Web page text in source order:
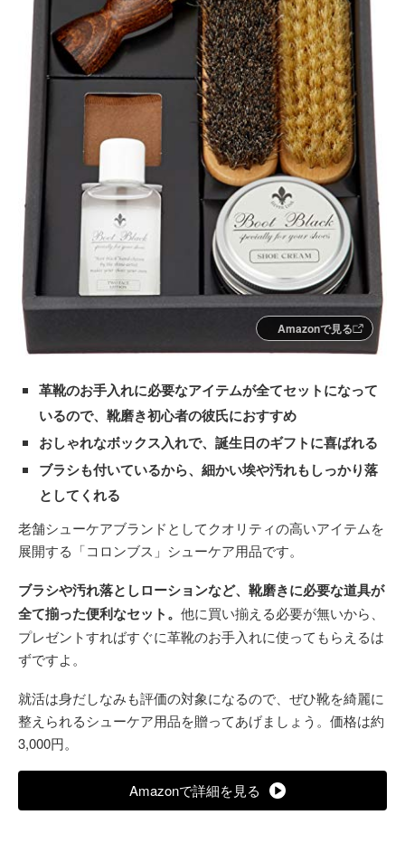
Amazonで見る
革靴のお手入れに必要なアイテムが全てセットになって
いるので、靴磨き初心者の彼氏におすすめ
おしゃれなボックス入れで、誕生日のギフトに喜ばれる
ブラシも付いているから、細かい埃や汚れもしっかり落
としてくれる
老舗シューケアブランドとしてクオリティの高いアイテムを
展開する「コロンブス」シューケア用品です。
ブラシや汚れ落としローションなど、靴磨きに必要な道具が
全て揃った便利なセット。 他に買い揃える必要が無いから、
プレゼントすればすぐに革靴のお手入れに使ってもらえるは
ずですよ。
就活は身だしなみも評価の対象になるので、ぜひ靴を綺麗に
整えられるシューケア用品を贈ってあげましょう。価格は約
3,000円。
Amazonで詳細を見る